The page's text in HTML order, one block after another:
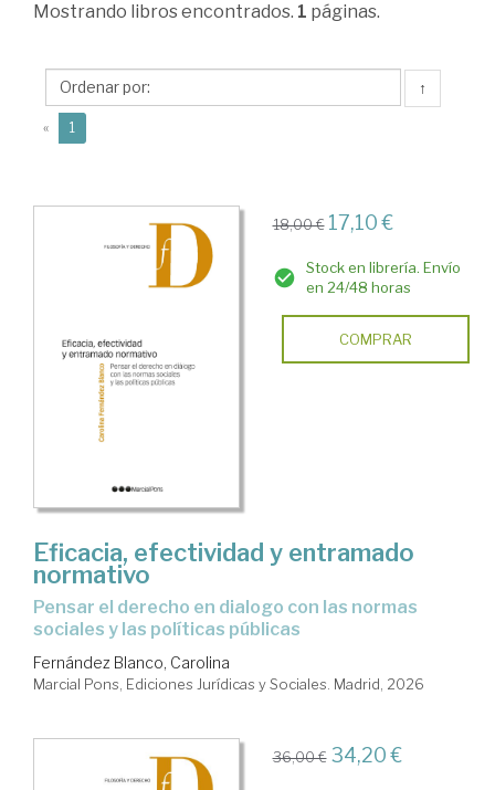
Fernández
Carolina
Mostrando libros encontrados. 1 páginas.
↑
« 1
18,00 € 17,10 €
Stock en librería. Envío
en 24/48 horas
COMPRAR
Eficacia, efectividad y entramado
normativo
Pensar el derecho en dialogo con las normas
sociales y las políticas públicas
Fernández Blanco, Carolina
Marcial Pons, Ediciones Jurídicas y Sociales. Madrid, 2026
36,00 € 34,20 €